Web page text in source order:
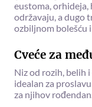
eustoma, orhideja,
održavaju, a dugo
ozbiljnom bolešću
Cveće za
Niz od rozih, belih
idealan za
za njihov